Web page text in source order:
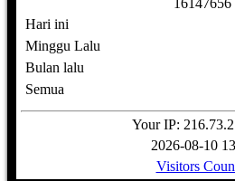
Hari ini
Minggu Lalu
Bulan lalu
Semua
Your IP:
2026-08-10
Visitors